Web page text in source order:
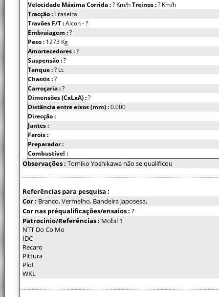
Velocidade Máxima Corrida :? Km/hTreinos :? Km/h
Tracção :Traseira
Travões F/T :Alcon - ?
Embraiagem :?
Peso : 1273 Kg
Amortecedores :?
Suspensão :?
Tanque :? Lt.
Chassis :?
Carroçaria :?
Dimensões (CxLxA) :?
Distância entre eixos (mm) :0.000
Direcção :
Jantes :
Farois :
Preparador :
Combustível :
Observações : Tomiko Yoshikawa não se qualificou
Referências para pesquisa :
Cor : Branco, Vermelho, Bandeira Japosesa,
Cor nas préqualificações/ensaios : ?
Patrocinio/Referências : Mobil 1
NTT Do Co Mo
IDC
Recaro
Pittura
Plot
WKL